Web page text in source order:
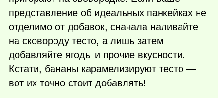
представление об идеальных панкейках не
отделимо от добавок, сначала наливайте
на сковороду тесто, а лишь затем
добавляйте ягоды и прочие вкусности.
Кстати, бананы карамелизируют тесто —
вот их точно стоит добавлять!